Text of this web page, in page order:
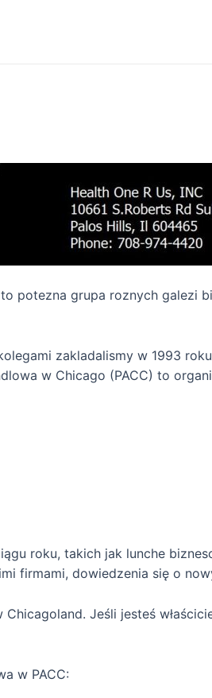
potezna grupa roznych galezi
zakladalismy w 1993
w Chicago (PACC) to
roku, takich jak lunche
firmami, dowiedzenia się o
Jeśli jesteś
w PACC: